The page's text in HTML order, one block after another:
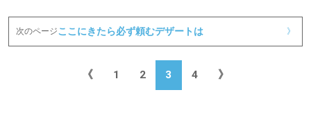
次のページここにきたら必ず頼むデザートは 》
《 1 2 3 4 》